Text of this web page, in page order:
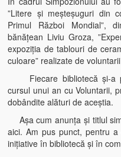
”Litere și meșteșuguri din
Primul Război Mondial”,
bănățean Liviu Groza,
expoziția de tablouri de
culoare” realizate de
Fiecare bibliotecă și-a
cursul unui an cu Voluntarii,
dobândite alături de aceștia.
Așa cum anunța și titlul
aici. Am pus punct, pentru
inițiative în bibliotecă și în